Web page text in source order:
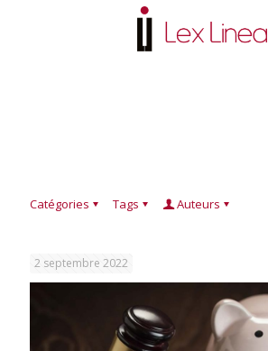
Catégories Tags Auteurs
2 septembre 2022